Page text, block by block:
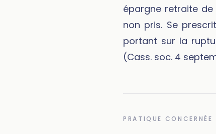
épargne retraite de
non pris. Se
portant sur la
(Cass. soc. 4
PRATIQUE CONCERNÉE